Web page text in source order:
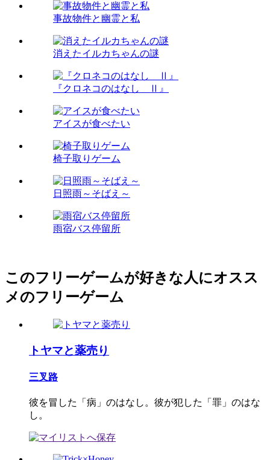
事故物件と幽霊と私
消えたイルカちゃんの謎
『クロネコのはなし Ⅱ』
アイスが食べたい
椅子取りゲーム
日照雨～そばえ～
雨宿バス停留所
このフリーゲームが好きな人にオスス
メのフリーゲーム
トヤマと薬売り
三叉路
彼を冒した「病」のはなし。彼が犯した「罪」のはな
し。